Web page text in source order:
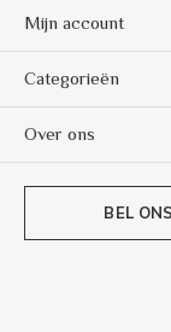
Mijn account
Categorieën
Over ons
BEL ONS